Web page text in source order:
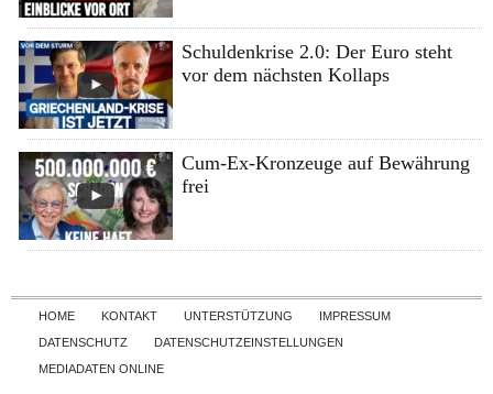
Schuldenkrise 2.0: Der Euro steht
vor dem nächsten Kollaps
Cum-Ex-Kronzeuge auf Bewährung
frei
Skip to content
HOME KONTAKT UNTERSTÜTZUNG
IMPRESSUM
DATENSCHUTZ
DATENSCHUTZEINSTELLUNGEN
MEDIADATEN ONLINE